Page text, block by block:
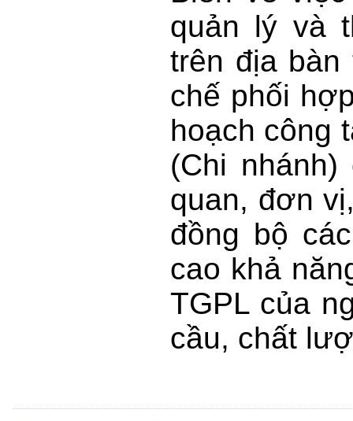
quản lý và
trên địa bàn
chế phối
hoạch công
(Chi
quan, đơn
đồng bộ
cao khả
TGPL của
cầu, chất